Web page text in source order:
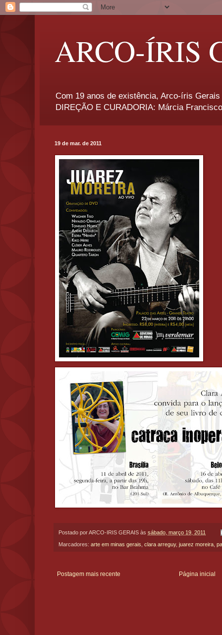
ARCO-ÍRIS
Com 19 anos de existência, Arco-íris
DIREÇÃO E CURADORIA: Márcia
19 de mar. de 2011
Postado porARCO-IRIS GERAIS às sábado, março 19, 2011
Marcadores: arte em minas gerais clara arreguy, juarez moreira
Postagem mais recente Página inicial